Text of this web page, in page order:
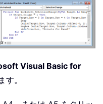
Visual Basic for
す。